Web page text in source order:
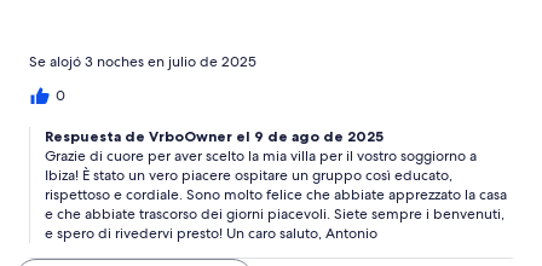
rilassante, ideale per rilassarsi, divertirsi e godersi il sole di
Ibiza.Un ringraziamento speciale va ad Antonio, l’host, che è
stato eccezionale. Sempre disponibile, cordiale e super
organizzato: ci ha accolti con il sorriso e ci ha fatto sentire subito
a casa.Se cercate un posto dove festeggiare in grande stile,
senza rinunciare alla qualità e alla tranquillità, questa villa è la
scelta giusta.
Se alojó 3 noches en julio de 2025
0
Respuesta de VrboOwner el 9 de ago de 2025
Grazie di cuore per aver scelto la mia villa per il vostro soggiorno a
Ibiza! È stato un vero piacere ospitare un gruppo così educato,
rispettoso e cordiale. Sono molto felice che abbiate apprezzato la casa
e che abbiate trascorso dei giorni piacevoli. Siete sempre i benvenuti,
e spero di rivedervi presto! Un caro saluto, Antonio